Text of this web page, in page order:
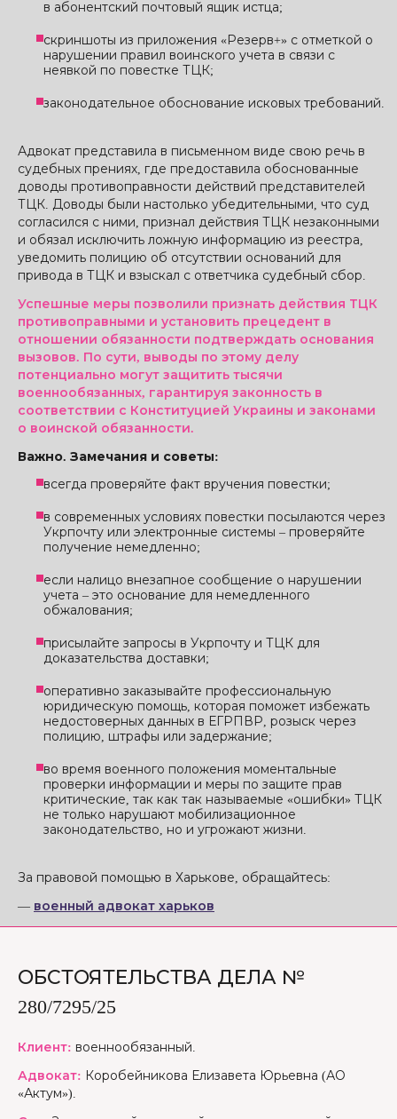
в абонентский почтовый ящик истца;
скриншоты из приложения «Резерв+» с отметкой о
нарушении правил воинского учета в связи с
неявкой по повестке ТЦК;
законодательное обоснование исковых требований.
Адвокат представила в письменном виде свою речь в
судебных прениях, где предоставила обоснованные
доводы противоправности действий представителей
ТЦК. Доводы были настолько убедительными, что суд
согласился с ними, признал действия ТЦК незаконными
и обязал исключить ложную информацию из реестра,
уведомить полицию об отсутствии оснований для
привода в ТЦК и взыскал с ответчика судебный сбор.
Успешные меры позволили признать действия ТЦК
противоправными и установить прецедент в
отношении обязанности подтверждать основания
вызовов. По сути, выводы по этому делу
потенциально могут защитить тысячи
военнообязанных, гарантируя законность в
соответствии с Конституцией Украины и законами
о воинской обязанности.
Важно. Замечания и советы:
всегда проверяйте факт вручения повестки;
в современных условиях повестки посылаются через
Укрпочту или электронные системы – проверяйте
получение немедленно;
если налицо внезапное сообщение о нарушении
учета – это основание для немедленного
обжалования;
присылайте запросы в Укрпочту и ТЦК для
доказательства доставки;
оперативно заказывайте профессиональную
юридическую помощь, которая поможет избежать
недостоверных данных в ЕГРПВР, розыск через
полицию, штрафы или задержание;
во время военного положения моментальные
проверки информации и меры по защите прав
критические, так как так называемые «ошибки» ТЦК
не только нарушают мобилизационное
законодательство, но и угрожают жизни.
За правовой помощью в Харькове, обращайтесь:
— военный адвокат харьков
ОБСТОЯТЕЛЬСТВА ДЕЛА №
280/7295/25
Клиент: военнообязанный.
Адвокат: Коробейникова Елизавета Юрьевна (АО
«Актум»).